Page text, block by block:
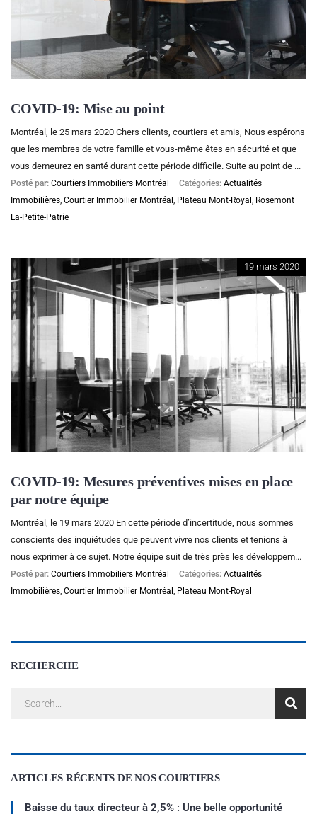
COVID-19: Mise au point
Montréal, le 25 mars 2020 Chers clients, courtiers et amis, Nous espérons
que les membres de votre famille et vous-même êtes en sécurité et que
vous demeurez en santé durant cette période difficile. Suite au point de ...
Posté par: Courtiers Immobiliers Montréal Catégories: Actualités
Immobilières, Courtier Immobilier Montréal , Plateau Mont-Royal , Rosemont
La-Petite-Patrie
19 mars 2020
COVID-19: Mesures préventives mises en place
par notre équipe
Montréal, le 19 mars 2020 En cette période d’incertitude, nous sommes
conscients des inquiétudes que peuvent vivre nos clients et tenions à
nous exprimer à ce sujet. Notre équipe suit de très près les développem...
Posté par: Courtiers Immobiliers Montréal Catégories: Actualités
Immobilières, Courtier Immobilier Montréal , Plateau Mont-Royal
RECHERCHE
ARTICLES RÉCENTS DE NOS COURTIERS
Baisse du taux directeur à 2,5% : Une belle opportunité